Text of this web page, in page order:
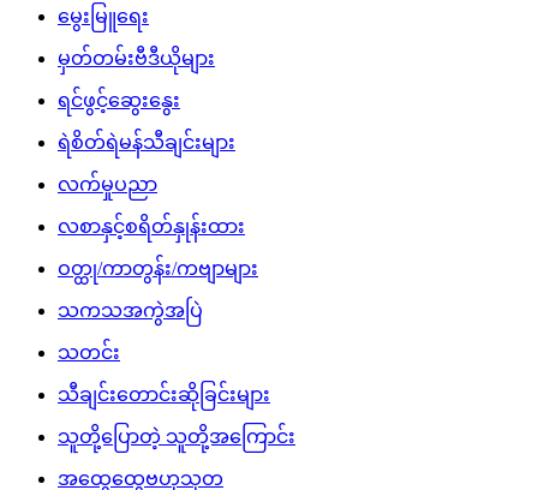
မွေးမြူရေး
မှတ်တမ်းဗီဒီယိုများ
ရင်ဖွင့်ဆွေးနွေး
ရဲစိတ်ရဲမန်သီချင်းများ
လက်မှုပညာ
လစာနှင့်စရိတ်နှုန်းထား
ဝတ္ထု/ကာတွန်း/ကဗျာများ
သကသအကွဲအပြဲ
သတင်း
သီချင်းတောင်းဆိုခြင်းများ
သူတို့ပြောတဲ့ သူတို့အကြောင်း
အထွေထွေဗဟုသုတ